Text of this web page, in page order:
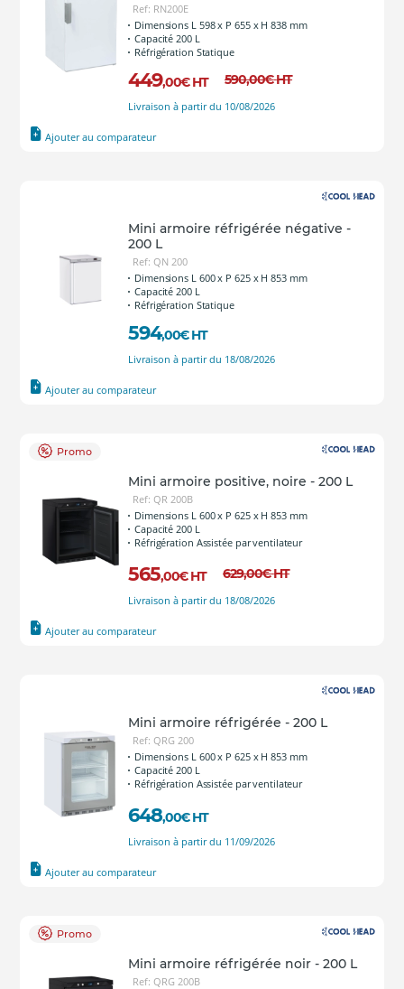
Ref: RN200E
Dimensions L 598 x P 655 x H 838 mm
Capacité 200 L
Réfrigération Statique
449,00€ HT 590,00€HT
Livraison à partir du 10/08/2026
Ajouter au comparateur
Mini armoire réfrigérée négative -
200 L
Ref: QN 200
Dimensions L 600 x P 625 x H 853 mm
Capacité 200 L
Réfrigération Statique
594,00€ HT
Livraison à partir du 18/08/2026
Ajouter au comparateur
Promo
Mini armoire positive, noire - 200 L
Ref: QR 200B
Dimensions L 600 x P 625 x H 853 mm
Capacité 200 L
Réfrigération Assistée par ventilateur
565,00€ HT 629,00€HT
Livraison à partir du 18/08/2026
Ajouter au comparateur
Mini armoire réfrigérée - 200 L
Ref: QRG 200
Dimensions L 600 x P 625 x H 853 mm
Capacité 200 L
Réfrigération Assistée par ventilateur
648,00€ HT
Livraison à partir du 11/09/2026
Ajouter au comparateur
Promo
Mini armoire réfrigérée noir - 200 L
Ref: QRG 200B